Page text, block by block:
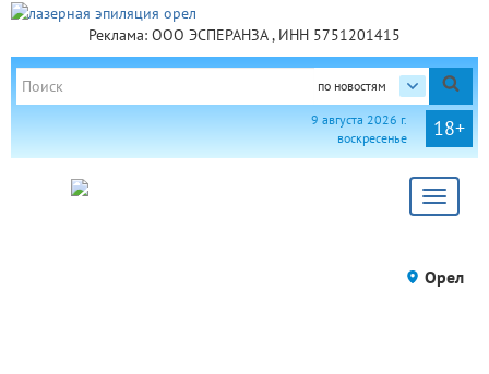
Реклама: ООО ЭСПЕРАНЗА , ИНН 5751201415
по новостям
18+
9 августа 2026 г.
воскресенье
Toggle
Орел